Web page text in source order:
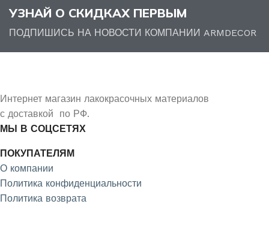
УЗНАЙ О СКИДКАХ ПЕРВЫМ
ПОДПИШИСЬ НА НОВОСТИ КОМПАНИИ ARMDECOR
Интернет магазин лакокрасочных материалов
с доставкой по РФ.
МЫ В СОЦСЕТЯХ
ПОКУПАТЕЛЯМ
О компании
Политика конфиденциальности
Политика возврата